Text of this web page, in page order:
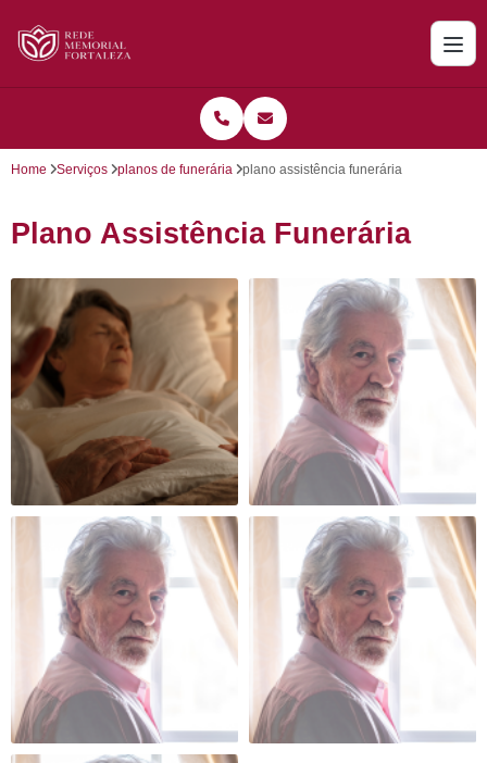
Home Serviços planos de funerária plano assistência funerária
Plano Assistência Funerária